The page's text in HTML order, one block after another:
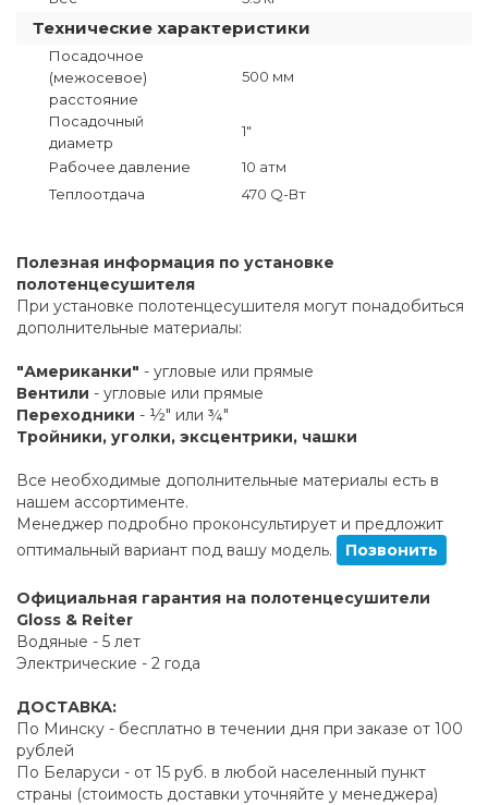
Технические характеристики
Посадочное
(межосевое)
расстояние
500 мм
Посадочный
диаметр
1"
Рабочее давление
10 атм
Теплоотдача
470 Q-Вт
Полезная информация по установке
полотенцесушителя
При установке полотенцесушителя могут понадобиться
дополнительные материалы:
"Американки" - угловые или прямые
Вентили - угловые или прямые
Переходники - ½" или ¾"
Тройники, уголки, эксцентрики, чашки
Все необходимые дополнительные материалы есть в
нашем ассортименте.
Менеджер подробно проконсультирует и предложит
оптимальный вариант под вашу модель.
Позвонить
Официальная гарантия на полотенцесушители
Gloss & Reiter
Водяные - 5 лет
Электрические - 2 года
ДОСТАВКА:
По Минску - бесплатно в течении дня при заказе от 100
рублей
По Беларуси - от 15 руб. в любой населенный пункт
страны (стоимость доставки уточняйте у менеджера)